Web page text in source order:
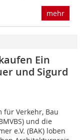
mehr
Ein
und Sigurd
für Verkehr, Bau
und die
e.V. (BAK) loben